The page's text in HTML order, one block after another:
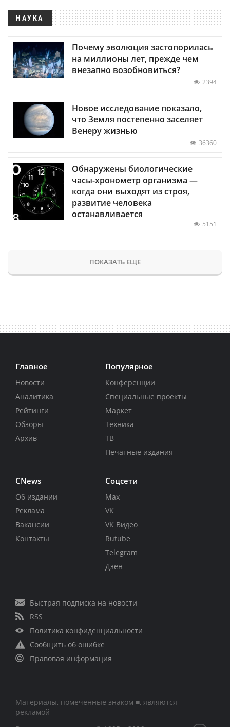
НАУКА
Почему эволюция застопорилась
на миллионы лет, прежде чем
внезапно возобновиться?
2394
Новое исследование показало,
что Земля постепенно заселяет
Венеру жизнью
36360
Обнаружены биологические
часы-хронометр организма —
когда они выходят из строя,
развитие человека
останавливается
5151
ПОКАЗАТЬ ЕЩЕ
Главное
Новости
Аналитика
Рейтинги
Обзоры
Архив
Популярное
Конференции
Специальные проекты
Маркет
Техника
ТВ
Печатные издания
CNews
Об издании
Реклама
Вакансии
Контакты
Соцсети
Max
VK
VK Видео
Rutube
Telegram
Дзен
Быстрая подписка на новости
RSS
Политика конфиденциальности
Сообщить об ошибке
Правовая информация
Материалы, помеченные знаком ■, являются
рекламой